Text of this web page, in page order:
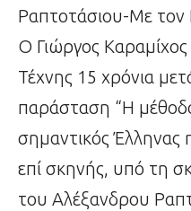
Ραπτοτάσιου-Με τον
Ο Γιώργος
Τέχνης 15 χρόνια
παράσταση “Η
σημαντικός Έλληνας
επί σκηνής, υπό τη
του Αλέξανδρου